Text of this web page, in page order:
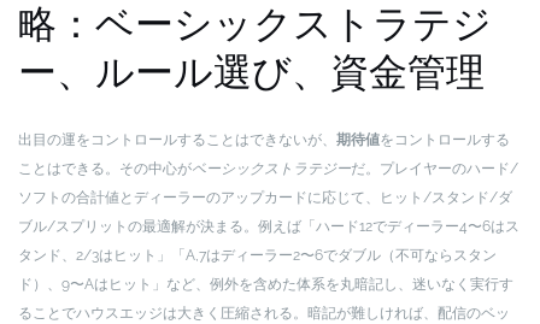
略：ベーシックストラテジ
ー、ルール選び、資金管理
出目の運をコントロールすることはできないが、 期待値をコントロールする
ことはできる。その中心がベーシックストラテジーだ。プレイヤーのハード/
ソフトの合計値とディーラーのアップカードに応じて、ヒット/スタンド/ダ
ブル/スプリットの最適解が決まる。例えば「ハード12でディーラー4〜6はス
タンド、2/3はヒット」「A,7はディーラー2〜6でダブル（不可ならスタン
ド）、9〜Aはヒット」など、例外を含めた体系を丸暗記し、迷いなく実行す
ることでハウスエッジは大きく圧縮される。暗記が難しければ、配信のベッ